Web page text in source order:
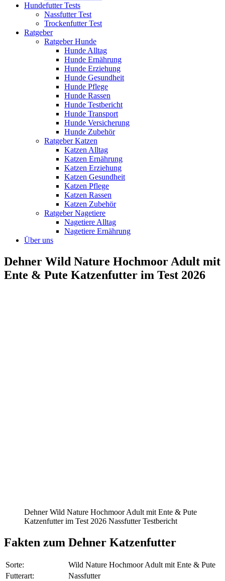
Hundefutter Tests
Nassfutter Test
Trockenfutter Test
Ratgeber
Ratgeber Hunde
Hunde Alltag
Hunde Ernährung
Hunde Erziehung
Hunde Gesundheit
Hunde Pflege
Hunde Rassen
Hunde Testbericht
Hunde Transport
Hunde Versicherung
Hunde Zubehör
Ratgeber Katzen
Katzen Alltag
Katzen Ernährung
Katzen Erziehung
Katzen Gesundheit
Katzen Pflege
Katzen Rassen
Katzen Zubehör
Ratgeber Nagetiere
Nagetiere Alltag
Nagetiere Ernährung
Über uns
Dehner Wild Nature Hochmoor Adult mit
Ente & Pute Katzenfutter im Test 2026
Dehner Wild Nature Hochmoor Adult mit Ente & Pute
Katzenfutter im Test 2026 Nassfutter Testbericht
Fakten zum Dehner Katzenfutter
Sorte:
Wild Nature Hochmoor Adult mit Ente & Pute
Futterart:
Nassfutter